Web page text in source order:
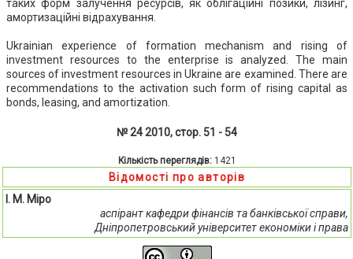
таких форм залучення ресурсів, як облігаційні позики, лізинг,
амортизаційні відрахування.
Ukrainian experience of formation mechanism and rising of
investment resources to the enterprise is analyzed. The main
sources of investment resources in Ukraine are examined. There are
recommendations to the activation such form of rising capital as
bonds, leasing, and amortization.
№ 24 2010, стор. 51 - 54
Кількість переглядів: 1421
Відомості про авторів
І. М. Міро
аспірант кафедри фінансів та банківської справи,
Дніпропетровський університет економіки і права